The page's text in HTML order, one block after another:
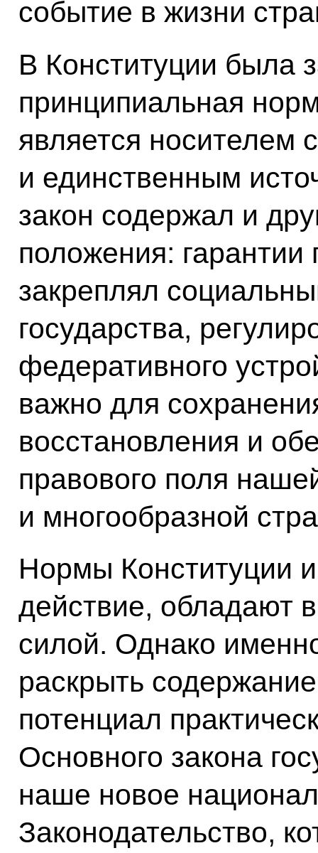
событие в жизни
В Конституции была
принципиальная
является носителем
и единственным
закон содержал и
положения: гарантии
закреплял
государства,
федеративного
важно для
восстановления и
правового поля
и многообразной
Нормы Конституции
действие, обладают
силой. Однако
раскрыть
потенциал
Основного закона
наше новое
Законодательство,